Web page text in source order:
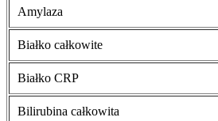
Amylaza
Białko całkowite
Białko CRP
Bilirubina całkowita